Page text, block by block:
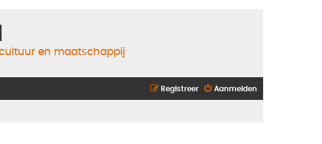
en maatschappij
Aanmelden
Registreer